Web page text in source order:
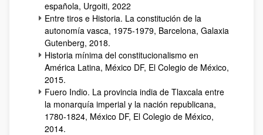
española, Urgoiti, 2022
Entre tiros e Historia. La constitución de la
autonomía vasca, 1975-1979, Barcelona, Galaxia
Gutenberg, 2018.
Historia mínima del constitucionalismo en
América Latina, México DF, El Colegio de México,
2015.
Fuero Indio. La provincia india de Tlaxcala entre
la monarquía imperial y la nación republicana,
1780-1824, México DF, El Colegio de México,
2014.